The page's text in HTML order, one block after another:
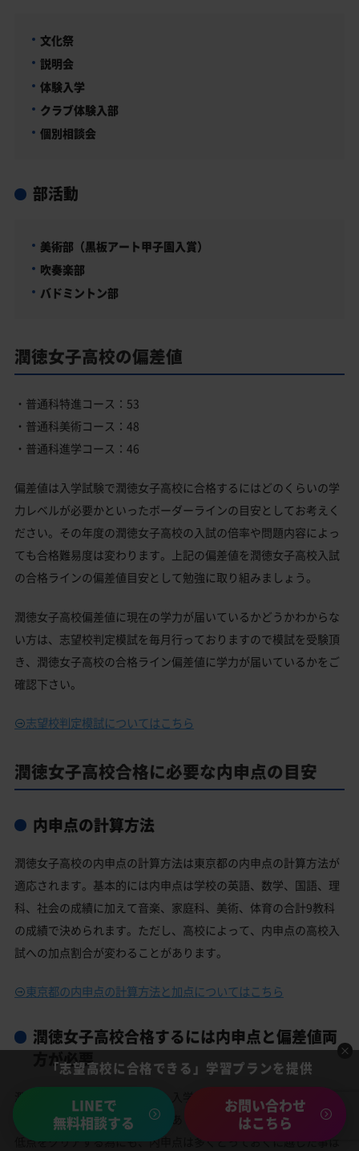
文化祭
説明会
体験入学
クラブ体験入部
個別相談会
部活動
美術部（黒板アート甲子園入賞）
吹奏楽部
バドミントン部
潤徳女子高校の偏差値
・普通科特進コース：53
・普通科美術コース：48
・普通科進学コース：46
偏差値は入学試験で潤徳女子高校に合格するにはどのくらいの学
力レベルが必要かといったボーダーラインの目安としてお考えく
ださい。その年度の潤徳女子高校の入試の倍率や問題内容によっ
ても合格難易度は変わります。上記の偏差値を潤徳女子高校入試
の合格ラインの偏差値目安として勉強に取り組みましょう。
潤徳女子高校偏差値に現在の学力が届いているかどうかわからな
い方は、志望校判定模試を毎月行っておりますので模試を受験頂
き、潤徳女子高校の合格ライン偏差値に学力が届いているかをご
確認下さい。
志望校判定模試についてはこちら
潤徳女子高校合格に必要な内申点の目安
内申点の計算方法
潤徳女子高校の内申点の計算方法は東京都の内申点の計算方法が
適応されます。基本的には内申点は学校の英語、数学、国語、理
科、社会の成績に加えて音楽、家庭科、美術、体育の合計9教科
の成績で決められます。ただし、高校によって、内申点の高校入
試への加点割合が変わることがあります。
東京都の内申点の計算方法と加点についてはこちら
潤徳女子高校合格するには内申点と偏差値両
方が必要
潤徳女子高校に合格するには、入学試験の当日点と内申点の合計
点で合格ラインを越える必要があります。潤徳女子高校の合格最
低点をクリアする為にも、内申点は多くとっておくに越した事は
「志望高校に合格できる」学習プランを提供
LINEで
無料相談する
お問い合わせ
はこちら